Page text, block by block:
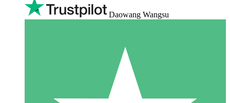
Daowang Wangsu